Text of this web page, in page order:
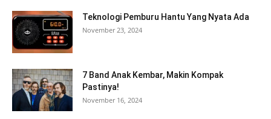
Teknologi Pemburu Hantu Yang Nyata Ada
November 23, 2024
7 Band Anak Kembar, Makin Kompak
Pastinya!
November 16, 2024